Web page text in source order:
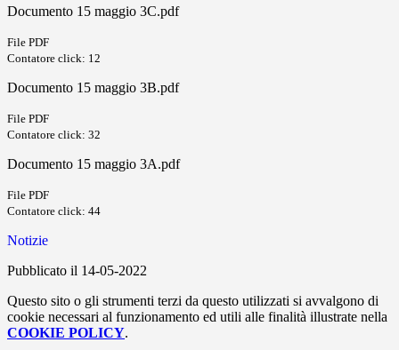
Documento 15 maggio 3C.pdf
File PDF
Contatore click: 12
Documento 15 maggio 3B.pdf
File PDF
Contatore click: 32
Documento 15 maggio 3A.pdf
File PDF
Contatore click: 44
Notizie
Pubblicato il 14-05-2022
Questo sito o gli strumenti terzi da questo utilizzati si avvalgono di
cookie necessari al funzionamento ed utili alle finalità illustrate nella
COOKIE POLICY.